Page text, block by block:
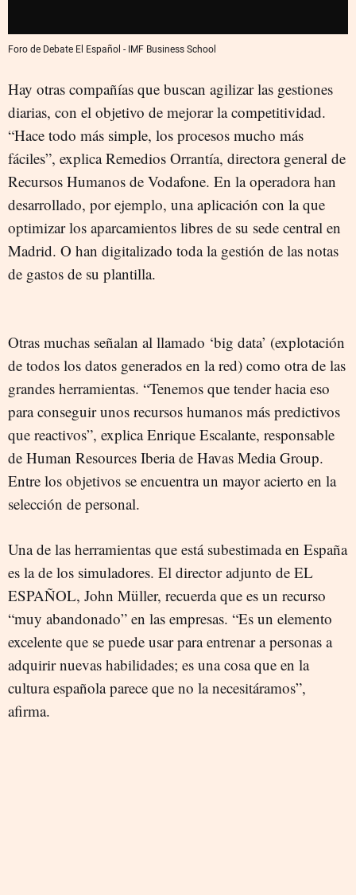
Foro de Debate El Español - IMF Business School
Hay otras compañías que buscan agilizar las gestiones
diarias, con el objetivo de mejorar la competitividad.
“Hace todo más simple, los procesos mucho más
fáciles”, explica Remedios Orrantía, directora general de
Recursos Humanos de Vodafone. En la operadora han
desarrollado, por ejemplo, una aplicación con la que
optimizar los aparcamientos libres de su sede central en
Madrid. O han digitalizado toda la gestión de las notas
de gastos de su plantilla.
Otras muchas señalan al llamado ‘big data’ (explotación
de todos los datos generados en la red) como otra de las
grandes herramientas. “Tenemos que tender hacia eso
para conseguir unos recursos humanos más predictivos
que reactivos”, explica Enrique Escalante, responsable
de Human Resources Iberia de Havas Media Group.
Entre los objetivos se encuentra un mayor acierto en la
selección de personal.
Una de las herramientas que está subestimada en España
es la de los simuladores. El director adjunto de EL
ESPAÑOL, John Müller, recuerda que es un recurso
“muy abandonado” en las empresas. “Es un elemento
excelente que se puede usar para entrenar a personas a
adquirir nuevas habilidades; es una cosa que en la
cultura española parece que no la necesitáramos”,
afirma.